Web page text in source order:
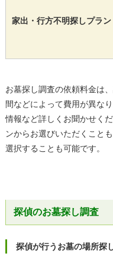
家出・行方不明探しプラン
お墓探し調査の依頼料金は
間などによって費用が異な
情報など詳しくお聞かせく
ンからお選びいただくこと
選択することも可能です。
探偵のお墓探し調査
探偵が行うお墓の場所探